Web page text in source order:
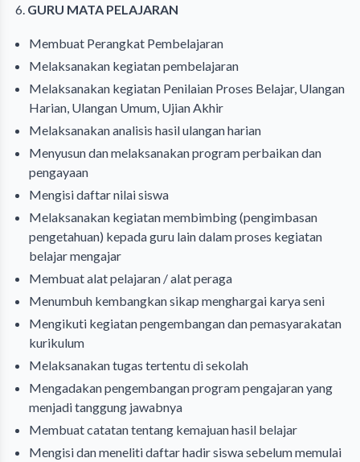
6. GURU MATA PELAJARAN
Membuat Perangkat Pembelajaran
Melaksanakan kegiatan pembelajaran
Melaksanakan kegiatan Penilaian Proses Belajar, Ulangan
Harian, Ulangan Umum, Ujian Akhir
Melaksanakan analisis hasil ulangan harian
Menyusun dan melaksanakan program perbaikan dan
pengayaan
Mengisi daftar nilai siswa
Melaksanakan kegiatan membimbing (pengimbasan
pengetahuan) kepada guru lain dalam proses kegiatan
belajar mengajar
Membuat alat pelajaran / alat peraga
Menumbuh kembangkan sikap menghargai karya seni
Mengikuti kegiatan pengembangan dan pemasyarakatan
kurikulum
Melaksanakan tugas tertentu di sekolah
Mengadakan pengembangan program pengajaran yang
menjadi tanggung jawabnya
Membuat catatan tentang kemajuan hasil belajar
Mengisi dan meneliti daftar hadir siswa sebelum memulai